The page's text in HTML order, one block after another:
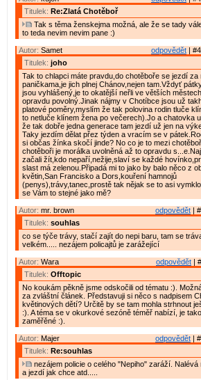
Titulek: Re:Zlatá Chotěboř
Tak s těma ženskejma možná, ale že se tady
to teda nevim nevim pane :)
odpovědět |
Autor: Samet
Titulek: joho
Tak to chlapci máte pravdu,do chotěboře se jezdí za
paničkama,je jich plnej Chánov,nejen tam.Vždyť
jsou vyhlášený,je to okatější neřli ve větších
opravdu povolný.Jinak nájmy v Chotíbce jsou už
platové poměry,myslím že tak polovina rodin tluče
to netluče klínem žena po večerech).Jo a chatovka
že tak dobře jedna generace tam jezdí už jen na
Taky jezdím dělat přez týden a vracím se v
si občas žínka skočí jinde? No co je to mezi
chotěboři je morálka uvolněná až to opravdu
začali žít,kdo nepaří,nežije,slaví se každé
slast má zelenou.Připadá mi to jako by balo něco z
květin,San Francisko a Dors,kouření hamnojů
(penys),trávy,tanec,prostě tak nějak se to asi
se Vám to stejné jako mě?
odpovědět |
Autor: mr. brown
Titulek: souhlas
co se týče trávy, stačí zajít do nepi baru, tam se
velkém..... nezájem policajtů je zarážející
odpovědět |
Autor: Wara
Titulek: Offtopic
No koukám pěkně jsme odskočili od tématu :).
za zvláštní článek. Představuji si něco s nadpisem
květinových dětí? Určitě by se tam mohla strhnout
:). A téma se v okurkové sezóně téměř nabízí, je
zaměřěné :).
odpovědět |
Autor: Majer
Titulek: Re:souhlas
nezájem policie o celého "Nepiho" zaráží. Nalévá
a jezdí jak chce atd.....